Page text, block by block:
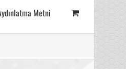
Metni